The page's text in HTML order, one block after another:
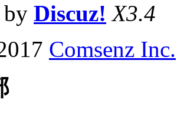
by Discuz! X3.4
Comsenz Inc.